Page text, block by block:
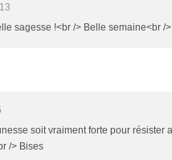
sagesse !<br /> Belle semaine<br /
soit vraiment forte pour résister
/> Bises